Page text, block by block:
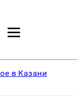
в Казани